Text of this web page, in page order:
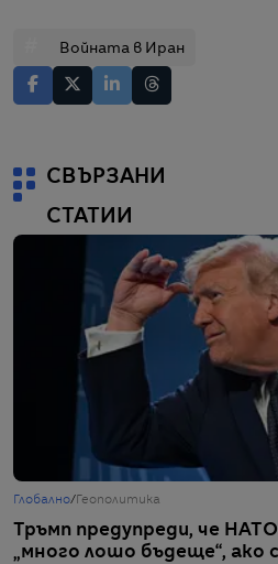
Войната в Иран
СВЪРЗАНИ
СТАТИИ
Глобално/ Геополитика
Тръмп предупреди, че
„много лошо бъдеще“, ако